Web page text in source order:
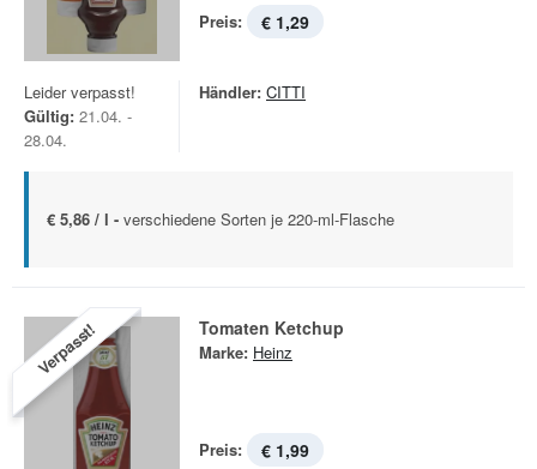
Preis: € 1,29
Leider verpasst!
Gültig: 21.04. -
28.04.
Händler: CITTI
€ 5,86 / l - verschiedene Sorten je 220-ml-Flasche
Verpasst! Tomaten Ketchup
Marke: Heinz
Preis: € 1,99